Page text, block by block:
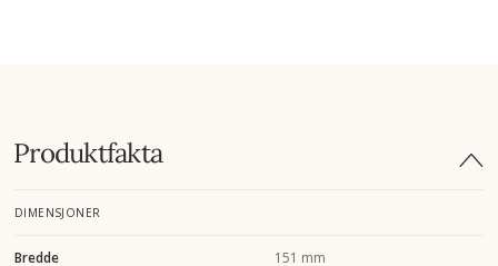
Produktfakta
DIMENSJONER
Bredde 151 mm